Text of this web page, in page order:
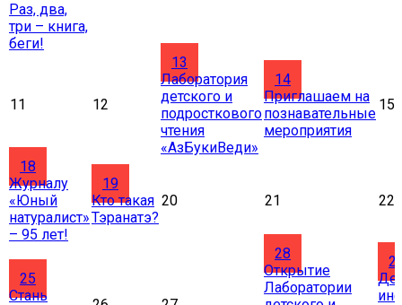
Раз, два,
три – книга,
беги!
11 12
13
Лаборатория
детского и
подросткового
чтения
«АзБукиВеди»
14
Приглашаем на
познавательные
мероприятия
15
18
Журналу
«Юный
натуралист»
– 95 лет!
19
Кто такая
Тэранатэ?
20 21 22
25
Стань
28
Открытие
Лаборатории